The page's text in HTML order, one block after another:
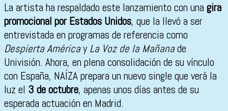
La artista ha respaldado este lanzamiento con una gira
promocional por Estados Unidos, que la llevó a ser
entrevistada en programas de referencia como
Despierta AméricayLa Voz de la Mañanade
Univisión. Ahora, en plena consolidación de su vínculo
con España, NAÍZA prepara un nuevo single que verá la
luz el 3 de octubre, apenas unos días antes de su
esperada actuación en Madrid.